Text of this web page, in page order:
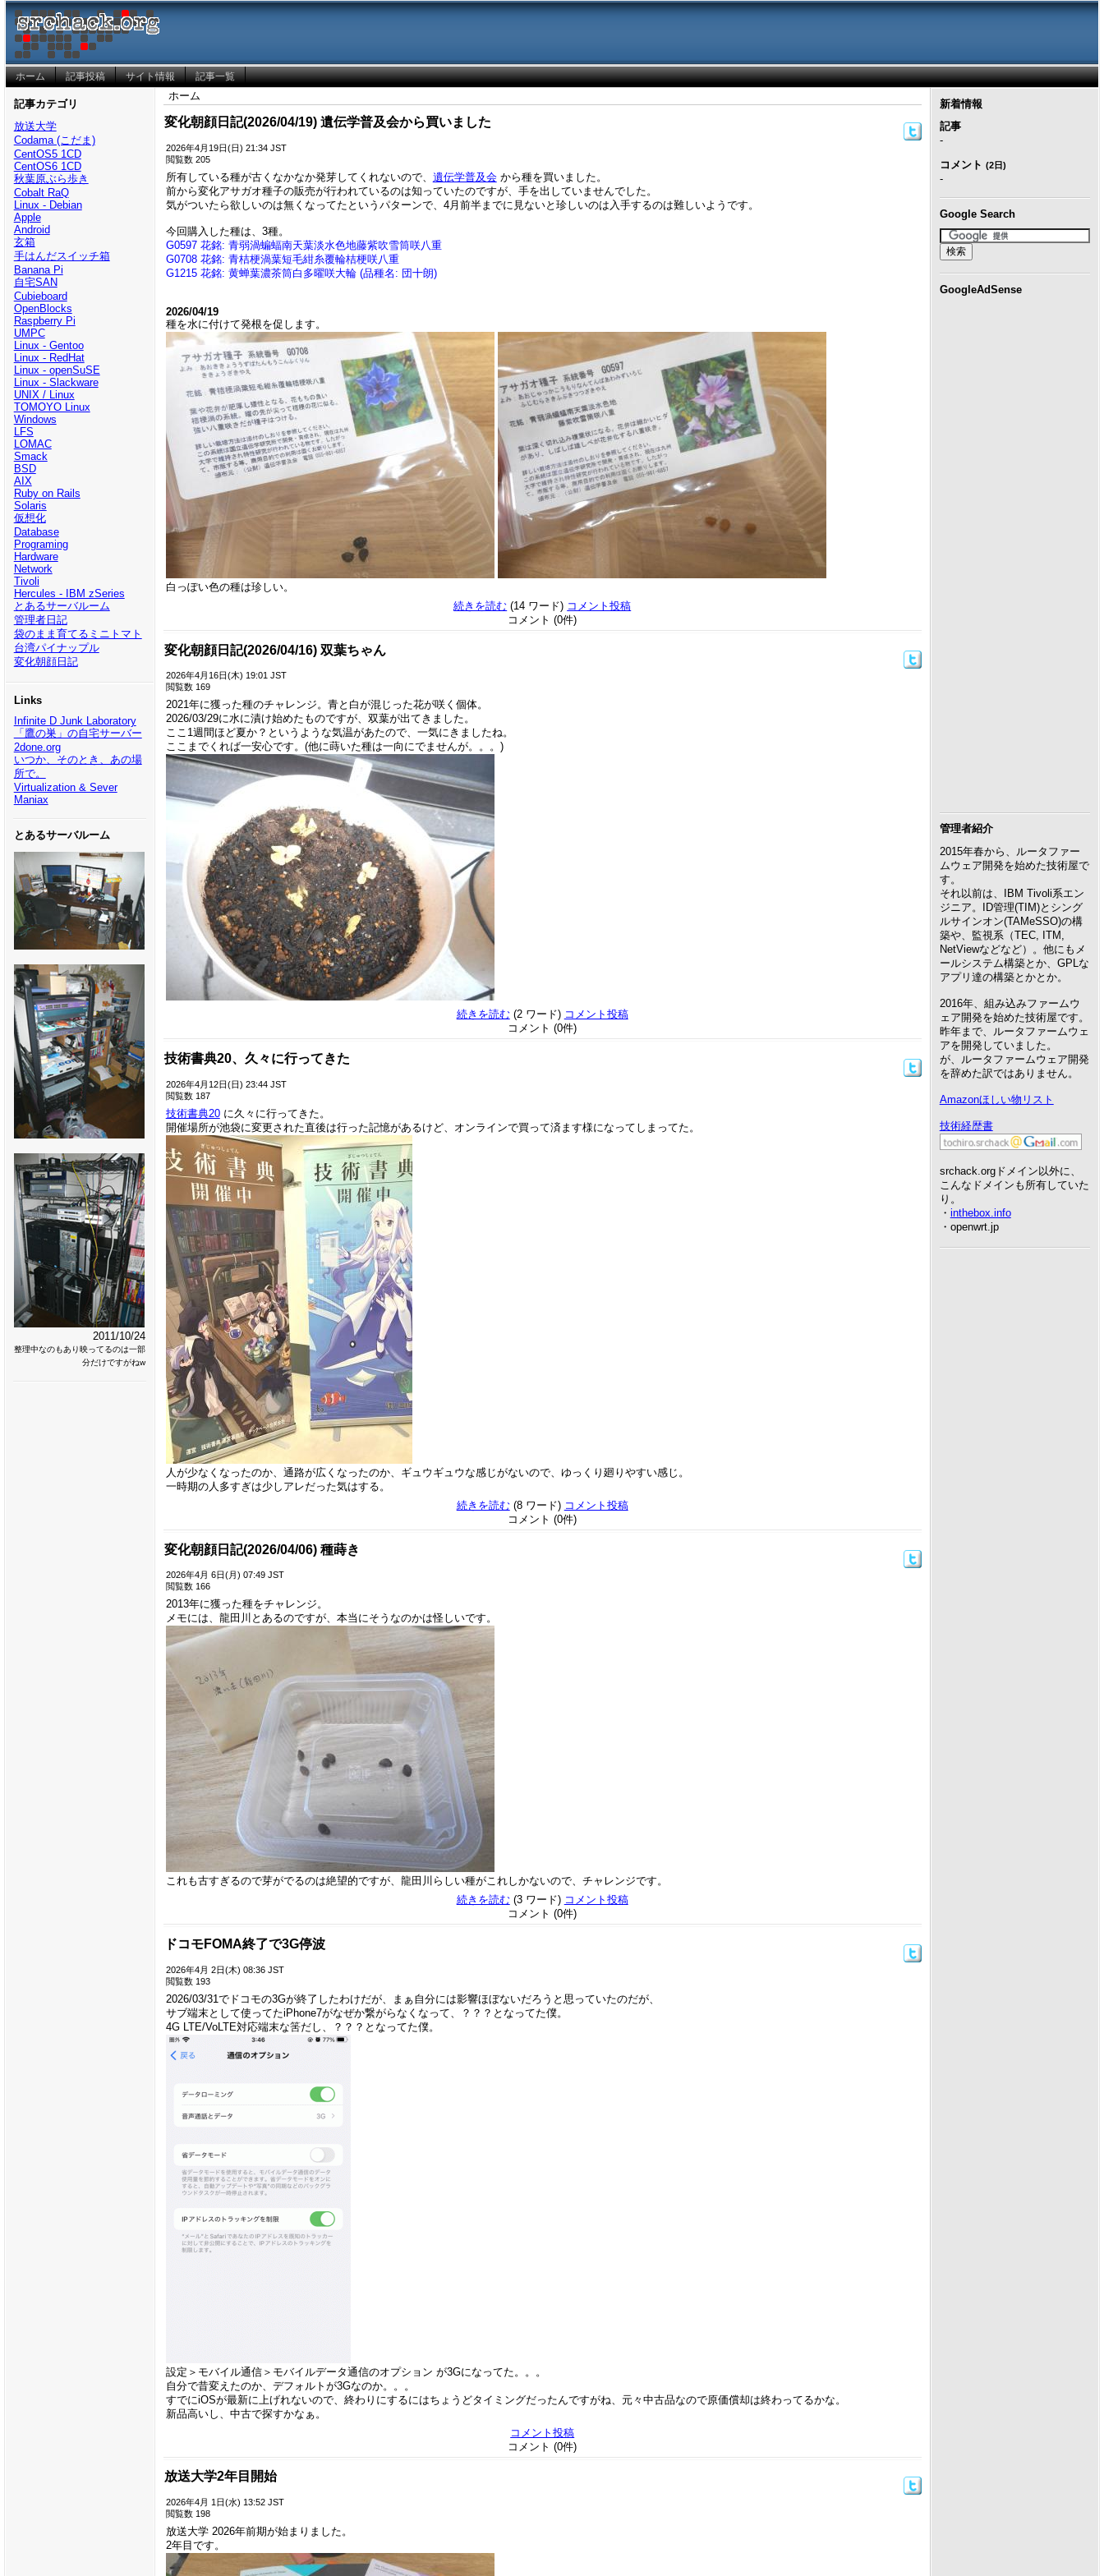
ホーム 記事投稿 サイト情報 記事一覧
記事カテゴリ
放送大学
Codama (こだま)
CentOS5 1CD
CentOS6 1CD
秋葉原ぶら歩き
Cobalt RaQ
Linux - Debian
Apple
Android
玄箱
手はんだスイッチ箱
Banana Pi
自宅SAN
Cubieboard
OpenBlocks
Raspberry Pi
UMPC
Linux - Gentoo
Linux - RedHat
Linux - openSuSE
Linux - Slackware
UNIX / Linux
TOMOYO Linux
Windows
LFS
LOMAC
Smack
BSD
AIX
Ruby on Rails
Solaris
仮想化
Database
Programing
Hardware
Network
Tivoli
Hercules - IBM zSeries
とあるサーバルーム
管理者日記
袋のまま育てるミニトマト
台湾パイナップル
変化朝顔日記
Links
Infinite D Junk Laboratory
「鷹の巣」の自宅サーバー
2done.org
いつか、そのとき、あの場
所で。
Virtualization & Sever
Maniax
とあるサーバルーム
2011/10/24
整理中なのもあり映ってるのは一部
分だけですがねw
ホーム
変化朝顔日記(2026/04/19) 遺伝学普及会から買いました
2026年4月19日(日) 21:34 JST
閲覧数 205
所有している種が古くなかなか発芽してくれないので、 遺伝学普及会から種を買いました。
前から変化アサガオ種子の販売が行われているのは知っていたのですが、手を出していませんでした。
気がついたら欲しいのは無くなってたというパターンで、4月前半までに見ないと珍しいのは入手するのは難しいようです。
今回購入した種は、3種。
G0597 花銘: 青弱渦蝙蝠南天葉淡水色地藤紫吹雪筒咲八重
G0708 花銘: 青桔梗渦葉短毛紺糸覆輪桔梗咲八重
G1215 花銘: 黄蝉葉濃茶筒白多曜咲大輪 (品種名: 団十朗)
2026/04/19
種を水に付けて発根を促します。
白っぽい色の種は珍しい。
続きを読む (14 ワード) コメント投稿
コメント (0件)
変化朝顔日記(2026/04/16) 双葉ちゃん
2026年4月16日(木) 19:01 JST
閲覧数 169
2021年に獲った種のチャレンジ。青と白が混じった花が咲く個体。
2026/03/29に水に漬け始めたものですが、双葉が出てきました。
ここ1週間ほど夏か？というような気温があたので、一気にきましたね。
ここまでくれば一安心です。(他に蒔いた種は一向にでませんが。。。)
続きを読む(2 ワード) コメント投稿
コメント (0件)
技術書典20、久々に行ってきた
2026年4月12日(日) 23:44 JST
閲覧数 187
技術書典20に久々に行ってきた。
開催場所が池袋に変更された直後は行った記憶があるけど、オンラインで買って済ます様になってしまってた。
人が少なくなったのか、通路が広くなったのか、ギュウギュウな感じがないので、ゆっくり廻りやすい感じ。
一時期の人多すぎは少しアレだった気はする。
続きを読む(8 ワード) コメント投稿
コメント (0件)
変化朝顔日記(2026/04/06) 種蒔き
2026年4月 6日(月) 07:49 JST
閲覧数 166
2013年に獲った種をチャレンジ。
メモには、龍田川とあるのですが、本当にそうなのかは怪しいです。
これも古すぎるので芽がでるのは絶望的ですが、龍田川らしい種がこれしかないので、チャレンジです。
続きを読む(3 ワード) コメント投稿
コメント (0件)
ドコモFOMA終了で3G停波
2026年4月 2日(木) 08:36 JST
閲覧数 193
2026/03/31でドコモの3Gが終了したわけだが、まぁ自分には影響ほぼないだろうと思っていたのだが、
サブ端末として使ってたiPhone7がなぜか繋がらなくなって、？？？となってた僕。
4G LTE/VoLTE対応端末な筈だし、？？？となってた僕。
設定＞モバイル通信＞モバイルデータ通信のオプション が3Gになってた。。。
自分で昔変えたのか、デフォルトが3Gなのか。。。
すでにiOSが最新に上げれないので、終わりにするにはちょうどタイミングだったんですがね、元々中古品なので原価償却は終わってるかな。
新品高いし、中古で探すかなぁ。
コメント投稿
コメント (0件)
放送大学2年目開始
2026年4月 1日(水) 13:52 JST
閲覧数 198
放送大学 2026年前期が始まりました。
2年目です。
新着情報
記事
-
コメント (2日)
-
Google Search
GoogleAdSense
管理者紹介
2015年春から、ルータファー
ムウェア開発を始めた技術屋で
す。
それ以前は、IBM Tivoli系エン
ジニア。ID管理(TIM)とシング
ルサインオン(TAMeSSO)の構
築や、監視系（TEC, ITM,
NetViewなどなど）。他にもメ
ールシステム構築とか、GPLな
アプリ達の構築とかとか。
2016年、組み込みファームウ
ェア開発を始めた技術屋です。
昨年まで、ルータファームウェ
アを開発していました。
が、ルータファームウェア開発
を辞めた訳ではありません。
Amazonほしい物リスト
技術経歴書
srchack.orgドメイン以外に、
こんなドメインも所有していた
り。
・ inthebox.info
・openwrt.jp